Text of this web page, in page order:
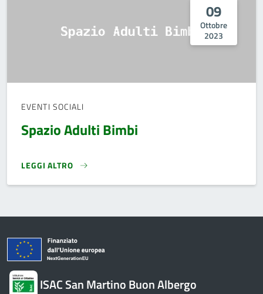
09
Ottobre
2023
EVENTI SOCIALI
Spazio Adulti Bimbi
LEGGI ALTRO
SPAZIO ADULTI BIMBI}
ISAC San Martino Buon Albergo